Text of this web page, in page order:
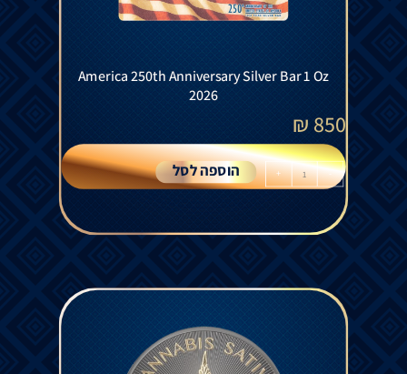
America 250th Anniversary Silver Bar 1 Oz
2026
850
₪
-
+ הוספה לסל